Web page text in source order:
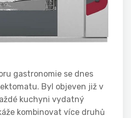
gastronomie se dnes
Byl objeven již v
kuchyni vydatný
kombinovat více druhů